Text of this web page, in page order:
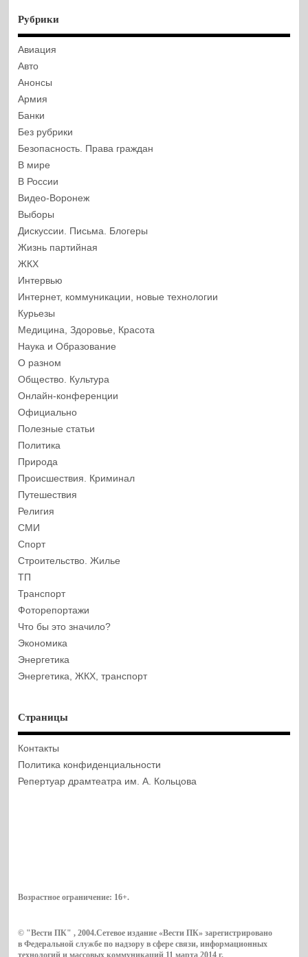
Рубрики
Авиация
Авто
Анонсы
Армия
Банки
Без рубрики
Безопасность. Права граждан
В мире
В России
Видео-Воронеж
Выборы
Дискуссии. Письма. Блогеры
Жизнь партийная
ЖКХ
Интервью
Интернет, коммуникации, новые технологии
Курьезы
Медицина, Здоровье, Красота
Наука и Образование
О разном
Общество. Культура
Онлайн-конференции
Официально
Полезные статьи
Политика
Природа
Происшествия. Криминал
Путешествия
Религия
СМИ
Спорт
Строительство. Жилье
ТП
Транспорт
Фоторепортажи
Что бы это значило?
Экономика
Энергетика
Энергетика, ЖКХ, транспорт
Страницы
Контакты
Политика конфиденциальности
Репертуар драмтеатра им. А. Кольцова
Возрастное ограничение: 16+.
© "Вести ПК" , 2004.Сетевое издание «Вести ПК» зарегистрировано
в Федеральной службе по надзору в сфере связи, информационных